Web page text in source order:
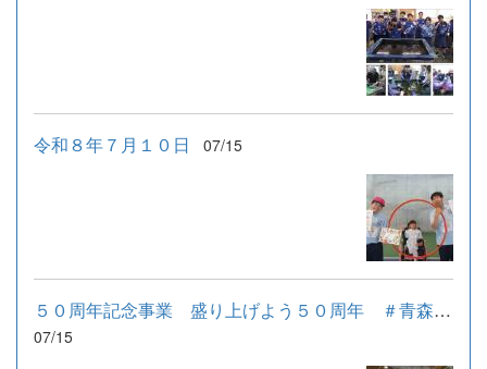
令和８年７月１０日 07/15
５０周年記念事業 盛り上げよう５０周年 ＃青森ワッツとともに...
07/15